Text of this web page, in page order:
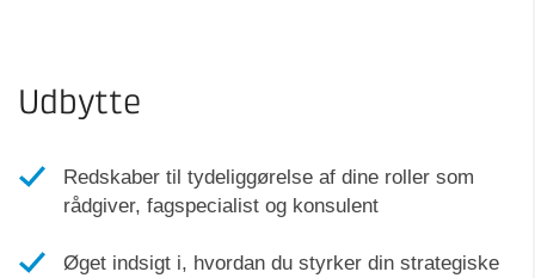
Udbytte
Redskaber til tydeliggørelse af dine roller som
rådgiver, fagspecialist og konsulent
Øget indsigt i, hvordan du styrker din strategiske